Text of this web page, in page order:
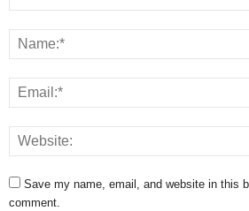
Save my name, email, and website in this
comment.